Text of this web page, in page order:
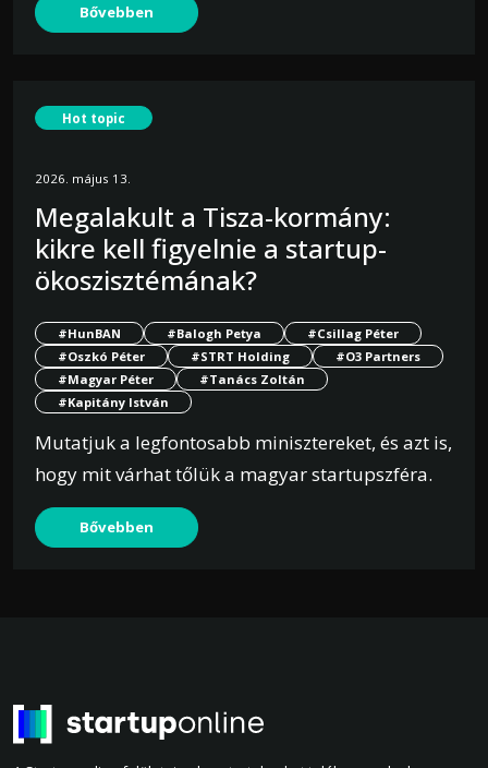
Bővebben
Hot topic
2026. május 13.
Megalakult a Tisza-kormány:
kikre kell figyelnie a startup-
ökoszisztémának?
#HunBAN #Balogh Petya
#Csillag Péter
#Oszkó Péter
#STRT Holding
#O3 Partners
#Magyar Péter
#Tanács Zoltán
#Kapitány István
Mutatjuk a legfontosabb minisztereket, és azt is,
hogy mit várhat tőlük a magyar startupszféra.
Bővebben